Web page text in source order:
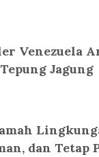
Venezuela
Jagung
dan Tetap